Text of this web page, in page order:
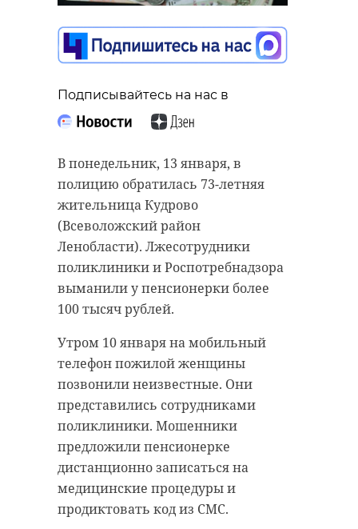
Подписывайтесь на нас в
В понедельник, 13 января, в
полицию обратилась 73-летняя
жительница Кудрово
(Всеволожский район
Ленобласти). Лжесотрудники
поликлиники и Роспотребнадзора
выманили у пенсионерки более
100 тысяч рублей.
Утром 10 января на мобильный
телефон пожилой женщины
позвонили неизвестные. Они
представились сотрудниками
поликлиники. Мошенники
предложили пенсионерке
дистанционно записаться на
медицинские процедуры и
продиктовать код из СМС.
Подписывайтесь на нас в
После получения сообщения о
подтоплении в СНТ "Возрождение"
(Кингисеппский район
Ленинградской области)
специалисты Роспотребнадзора
провели обследование
полудню вода затопила один
жилой дом и 15 приусадебных
участков.
Жители СНТ отказались от
эвакуации, сообщили в местной
администрации.
По итогам проверки
Роспотребнадзор потребует от
Подписывайтесь на нас в
Росреестр Ленинградской области
зарегистрировал новый
физкультурно-оздоровительный
комплекс с бассейном во
Всеволожске на 4-й линии.
Комплекс занимает 6186,3
квадратных метров и будет
важной частью спортивной
инфраструктуры 47 региона,
уверены специалисты.
Проект создан для развития
спорта и предоставления
комфортных условий для занятий
физкультурой и плаванием.
Новый объект будет открыт для
всех желающих вести активный
образ жизни.